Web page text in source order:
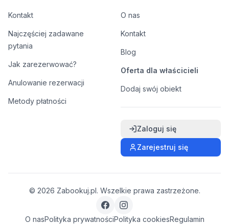
Kontakt
Najczęściej zadawane
pytania
Jak zarezerwować?
Anulowanie rezerwacji
Metody płatności
O nas
Kontakt
Blog
Oferta dla właścicieli
Dodaj swój obiekt
Zaloguj się
Zarejestruj się
© 2026 Zabookuj.pl. Wszelkie prawa zastrzeżone.
O nasPolityka prywatnościPolityka cookiesRegulamin